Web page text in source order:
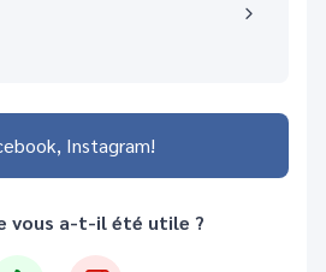
Instagram
vous a-t-il été utile ?